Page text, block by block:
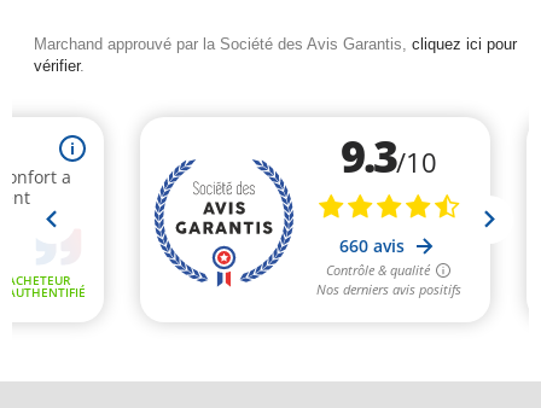
Marchand approuvé par la Société des Avis Garantis, cliquez ici pour
vérifier.